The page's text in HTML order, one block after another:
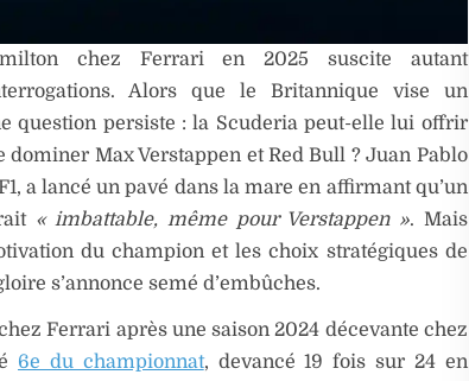
chez Ferrari en 2025 suscite autant
Alors que le Britannique vise un
question persiste : la Scuderia peut-elle lui offrir
dominer Max Verstappen et Red Bull ? Juan Pablo
a lancé un pavé dans la mare en affirmant qu’un
« imbattable, même pour Verstappen ». Mais
du champion et les choix stratégiques de
s’annonce semé d’embûches.
Ferrari après une saison 2024 décevante chez
6e du championnat, devancé 19 fois sur 24 en